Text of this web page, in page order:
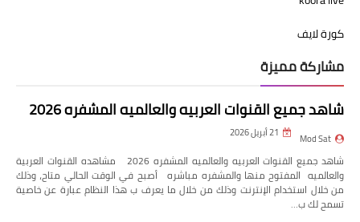
كورة لايف
مشاركة مميزة
شاهد جميع القنوات العربيه والعالميه المشفره 2026
Mod Sat 21 أبريل 2026
شاهد جميع القنوات العربيه والعالميه المشفره 2026 مشاهده القنوات العربية
والعالميه المفتوح منها والمشفره مباشره أصبح في الوقت الحالي متاح، وذلك
من خلال استخدام الإنترنت وذلك من خلال ما يعرف ب هذا النظام عبارة عن خاصية
تسمح لك ب…